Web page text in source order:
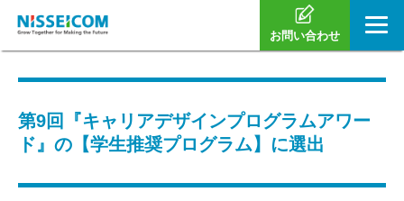
お問い合わせ
第9回『キャリアデザインプログラムアワー
ド』の【学生推奨プログラム】に選出